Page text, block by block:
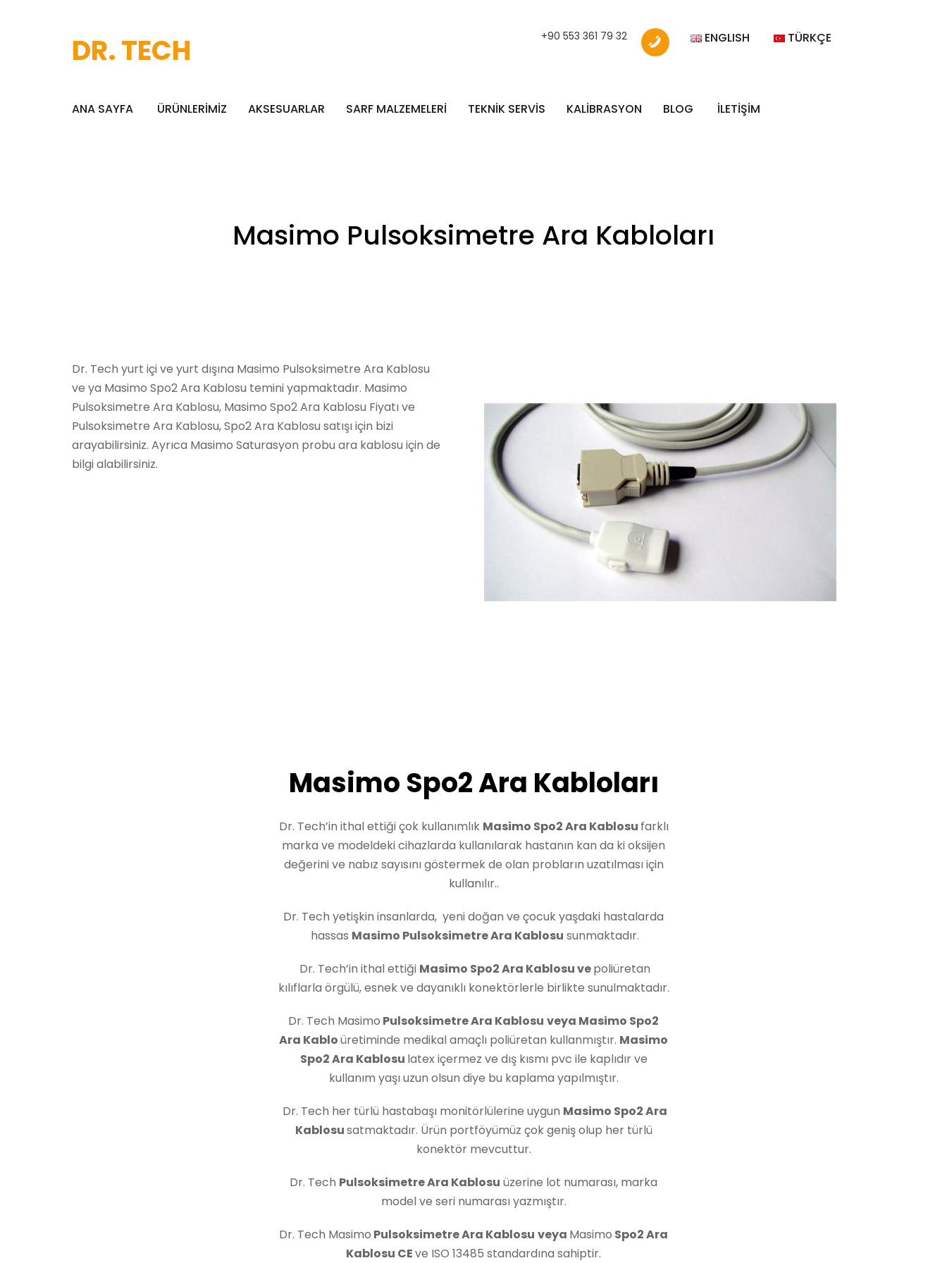
DR. TECH +90 553 361 79 32 ENGLISH TÜRKÇE
ANA SAYFA ÜRÜNLERİMİZ AKSESUARLAR SARF MALZEMELERİ TEKNİK SERVİS KALİBRASYON BLOG İLETİŞİM
Masimo Pulsoksimetre Ara Kabloları
Dr. Tech yurt içi ve yurt dışına Masimo Pulsoksimetre Ara Kablosu
ve ya Masimo Spo2 Ara Kablosu temini yapmaktadır. Masimo
Pulsoksimetre Ara Kablosu, Masimo Spo2 Ara Kablosu Fiyatı ve
Pulsoksimetre Ara Kablosu, Spo2 Ara Kablosu satışı için bizi
arayabilirsiniz. Ayrıca Masimo Saturasyon probu ara kablosu için de
bilgi alabilirsiniz.
Masimo Spo2 Ara Kabloları
Dr. Tech’in ithal ettiği çok kullanımlık Masimo Spo2 Ara Kablosu farklı
marka ve modeldeki cihazlarda kullanılarak hastanın kan da ki oksijen
değerini ve nabız sayısını göstermek de olan probların uzatılması için
kullanılır..
Dr. Tech yetişkin insanlarda, yeni doğan ve çocuk yaşdaki hastalarda
hassas Masimo Pulsoksimetre Ara Kablosu sunmaktadır.
Dr. Tech’in ithal ettiği Masimo Spo2 Ara Kablosuvepoliüretan
kılıflarla örgülü, esnek ve dayanıklı konektörlerle birlikte sunulmaktadır.
Dr. Tech Masimo Pulsoksimetre Ara Kablosu veya Masimo Spo2
Ara Kabloüretiminde medikal amaçlı poliüretan kullanmıştır. Masimo
Spo2 Ara Kablosu latex içermez ve dış kısmı pvc ile kaplıdır ve
kullanım yaşı uzun olsun diye bu kaplama yapılmıştır.
Dr. Tech her türlü hastabaşı monitörlülerine uygun Masimo Spo2 Ara
Kablosusatmaktadır. Ürün portföyümüz çok geniş olup her türlü
konektör mevcuttur.
Dr. Tech Pulsoksimetre Ara Kablosu üzerine lot numarası, marka
model ve seri numarası yazmıştır.
Dr. Tech Masimo Pulsoksimetre Ara Kablosu veya Masimo Spo2 Ara
Kablosu CEve ISO 13485 standardına sahiptir.